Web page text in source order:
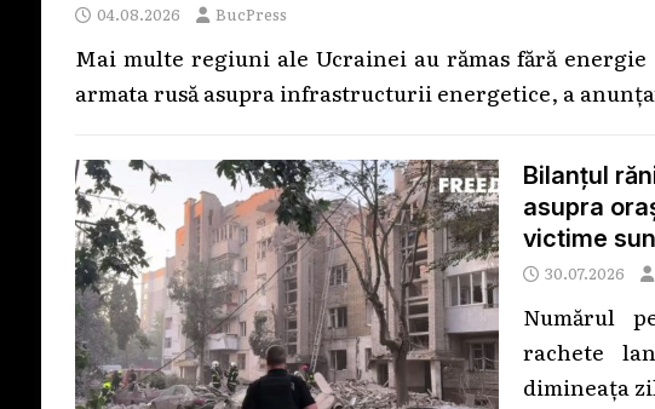
04.08.2026 BucPress
Mai multe regiuni ale Ucrainei au rămas fără
armata rusă asupra infrastructurii energetice, a
Bilanțul
asupra
victime
30.07.2026
Numărul
rachete
dimineața